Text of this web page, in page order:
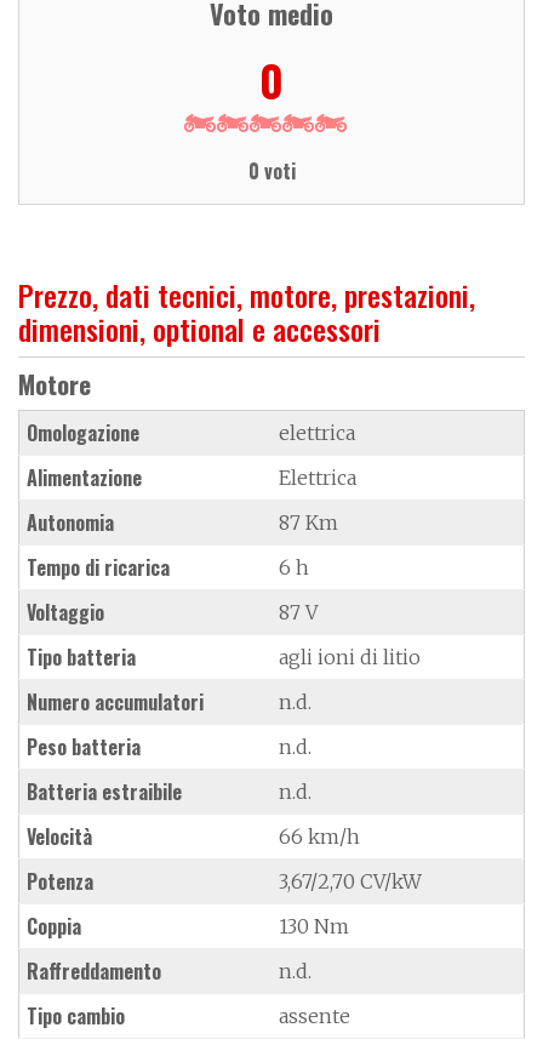
Voto medio
0
0 voti
Prezzo, dati tecnici, motore, prestazioni,
dimensioni, optional e accessori
Motore
Omologazione elettrica
Alimentazione Elettrica
Autonomia 87 Km
Tempo di ricarica 6 h
Voltaggio 87 V
Tipo batteria agli ioni di litio
Numero accumulatori n.d.
Peso batteria n.d.
Batteria estraibile n.d.
Velocità 66 km/h
Potenza 3,67/2,70 CV/kW
Coppia 130 Nm
Raffreddamento n.d.
Tipo cambio assente